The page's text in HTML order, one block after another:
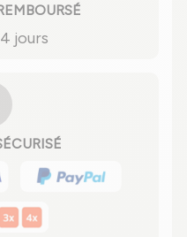
jours